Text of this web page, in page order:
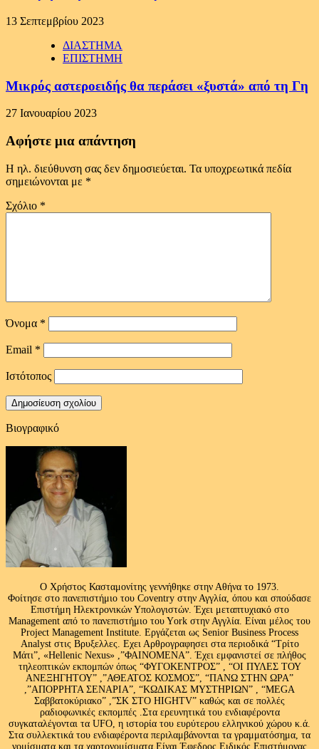
13 Σεπτεμβρίου 2023
ΔΙΑΣΤΗΜΑ
ΕΠΙΣΤΗΜΗ
Μικρός αστεροειδής θα περάσει «ξυστά» από τη Γη
27 Ιανουαρίου 2023
Αφήστε μια απάντηση
Η ηλ. διεύθυνση σας δεν δημοσιεύεται. Τα υποχρεωτικά πεδία
σημειώνονται με *
Σχόλιο *
Όνομα *
Email *
Ιστότοπος
Βιογραφικό
Ο Χρήστος Κασταμονίτης γεννήθηκε στην Αθήνα το 1973.
Φοίτησε στο πανεπιστήμιο του Coventry στην Αγγλία, όπου και σπούδασε
Επιστήμη Ηλεκτρονικών Υπολογιστών. Έχει μεταπτυχιακό στο
Management από το πανεπιστήμιο του Υork στην Αγγλία. Είναι μέλος του
Project Management Institute. Εργάζεται ως Senior Business Process
Analyst στις Βρυξελλες. Εχει Αρθρογραφησει στα περιοδικά “Τρίτο
Μάτι”, «Hellenic Nexus» ,”ΦΑΙΝΟΜΕΝΑ”. Έχει εμφανιστεί σε πλήθος
τηλεοπτικών εκπομπών όπως “ΦΥΓΟΚΕΝΤΡΟΣ” , “ΟΙ ΠΥΛΕΣ ΤΟΥ
ΑΝΕΞΗΓΗΤΟΥ” ,”ΑΘΕΑΤΟΣ ΚΟΣΜΟΣ”, “ΠΑΝΩ ΣΤΗΝ ΩΡΑ”
,”ΑΠΟΡΡΗΤΑ ΣΕΝΑΡΙΑ”, “ΚΩΔΙΚΑΣ ΜΥΣΤΗΡΙΩΝ” , “MEGA
Σαββατοκύριακο” ,”ΣΚ ΣΤΟ HIGHTV” καθώς και σε πολλές
ραδιοφωνικές εκπομπές .Στα ερευνητικά του ενδιαφέροντα
συγκαταλέγονται τα UFO, η ιστορία του ευρύτερου ελληνικού χώρου κ.ά.
Στα συλλεκτικά του ενδιαφέροντα περιλαμβάνονται τα γραμματόσημα, τα
νομίσματα και τα χαρτονομίσματα.Είναι Έφεδρος Ειδικός Επιστήμονας